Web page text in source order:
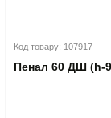
Код товару: 107917
Пенал 60 ДШ (h-